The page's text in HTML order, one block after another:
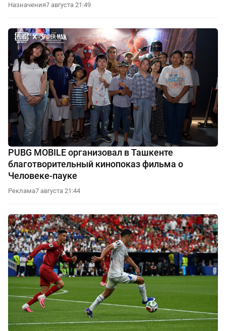
Назначения7 августа 21:49
PUBG MOBILE организовал в Ташкенте
благотворительный кинопоказ фильма о
Человеке-пауке
Реклама7 августа 21:44